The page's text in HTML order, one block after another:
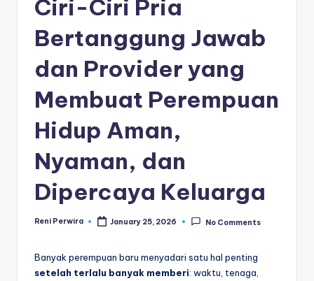
Ciri-Ciri Pria
Bertanggung Jawab
dan Provider yang
Membuat Perempuan
Hidup Aman,
Nyaman, dan
Dipercaya Keluarga
Posted
Reni Perwira January 25, 2026 No Comments
Banyak perempuan baru menyadari satu hal penting
setelah terlalu banyak memberi: waktu, tenaga,